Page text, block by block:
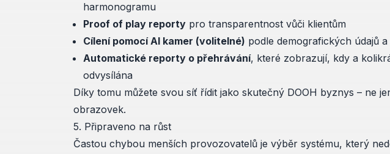
harmonogramu
Proof of play reporty pro transparentnost vůči klientům
Cílení pomocí AI kamer (volitelné) podle demografických údajů
Automatické reporty o přehrávání, které zobrazují, kdy a
odvysílána
Díky tomu můžete svou síť řídit jako skutečný DOOH byznys – ne
obrazovek.
5. Připraveno na růst
Častou chybou menších provozovatelů je výběr systému, který